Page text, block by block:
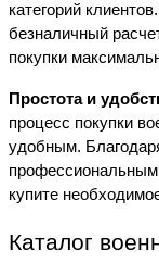
категорий
безналичный
покупки
Простота и
процесс покупки
удобным.
профессиональным
купите
Каталог